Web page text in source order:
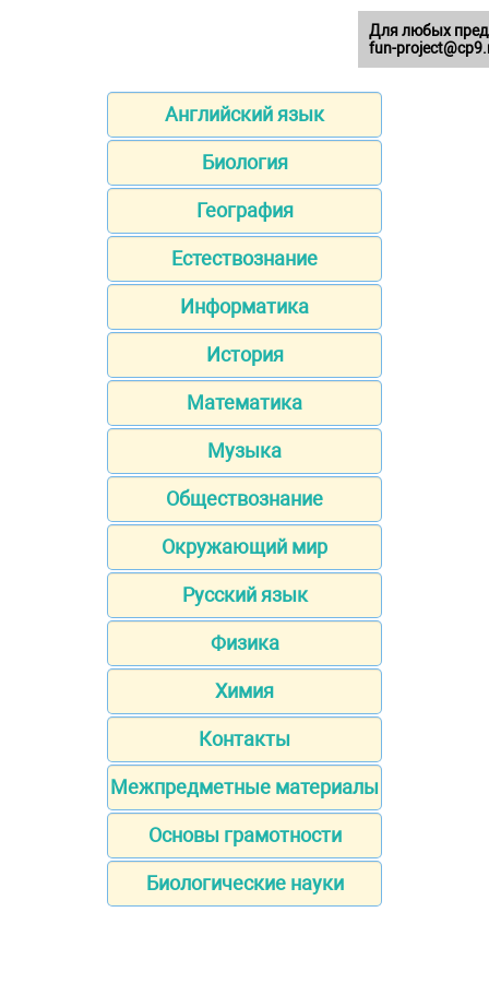
Английский язык
Биология
География
Естествознание
Информатика
История
Математика
Музыка
Обществознание
Окружающий мир
Русский язык
Физика
Химия
Контакты
Межпредметные материалы
Основы грамотности
Биологические науки
Для любых
fun-